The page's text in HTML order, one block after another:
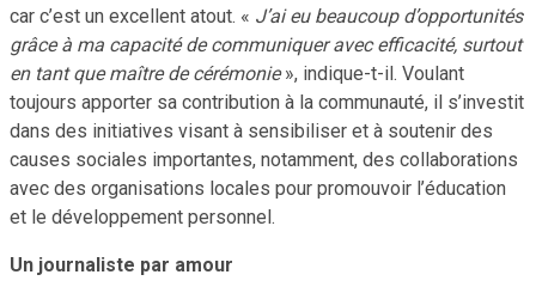
car c’est un excellent atout. « J’ai eu beaucoup d’opportunités
grâce à ma capacité de communiquer avec efficacité, surtout
en tant que maître de cérémonie», indique-t-il. Voulant
toujours apporter sa contribution à la communauté, il s’investit
dans des initiatives visant à sensibiliser et à soutenir des
causes sociales importantes, notamment, des collaborations
avec des organisations locales pour promouvoir l’éducation
et le développement personnel.
Un journaliste par amour